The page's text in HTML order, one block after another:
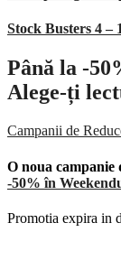
Stock Busters 4 –
Până la -
Alege-ți
Campanii de
O noua
-50% în
Promotia expira in